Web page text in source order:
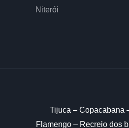
Niterói
Tijuca – Copacabana
Flamengo – Recreio dos